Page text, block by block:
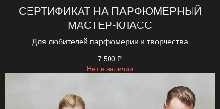
СЕРТИФИКАТ НА ПАРФЮМЕРНЫЙ
МАСТЕР-КЛАСС
Для любителей парфюмерии и творчества
7 500 Р.
Нет в наличии